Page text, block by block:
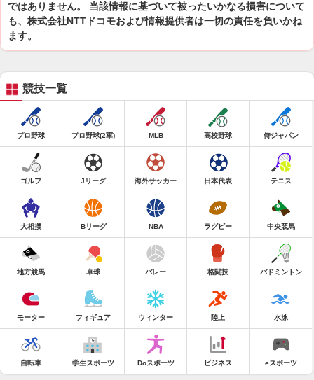
ではありません。 当該情報に基づいて被ったいかなる損害について
も、株式会社NTTドコモおよび情報提供者は一切の責任を負いかね
ます。
競技一覧
プロ野球 プロ野球(2軍) MLB 高校野球 侍ジャパン
ゴルフ Jリーグ 海外サッカー 日本代表 テニス
大相撲 Bリーグ NBA ラグビー 中央競馬
地方競馬 卓球 バレー 格闘技 バドミントン
モーター フィギュア ウィンター 陸上 水泳
自転車 学生スポーツ Doスポーツ ビジネス eスポーツ